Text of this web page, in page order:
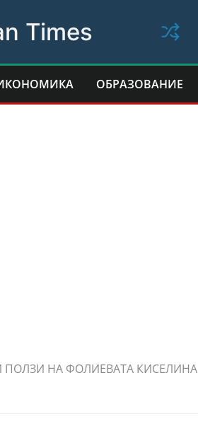
Times
ОБРАЗОВАНИЕ
ПОЛЗИ НА ФОЛИЕВАТА КИСЕЛИНА